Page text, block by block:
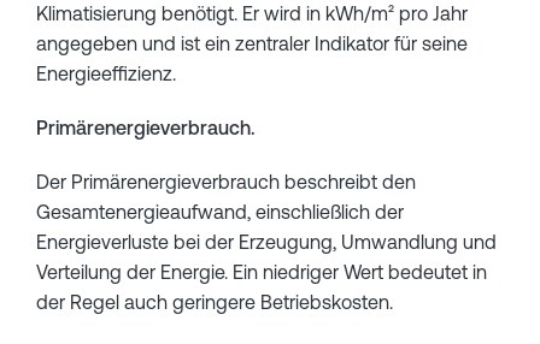
Klimatisierung benötigt. Er wird in kWh/m² pro Jahr
angegeben und ist ein zentraler Indikator für seine
Energieeffizienz.
Primärenergieverbrauch.
Der Primärenergieverbrauch beschreibt den
Gesamtenergieaufwand, einschließlich der
Energieverluste bei der Erzeugung, Umwandlung und
Verteilung der Energie. Ein niedriger Wert bedeutet in
der Regel auch geringere Betriebskosten.